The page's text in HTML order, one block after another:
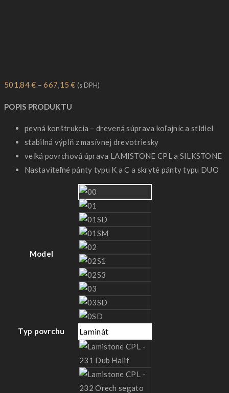
501,84€ – 667,15€Price
through
667,15 €
(s DPH)
POPIS PRODUKTU
pevná konštrukcia – drevená súprava koľajníc a stldiel
stabilná výplň z masívnej drevotriesky
veľká povrchová úprava LAMISTONE CPL a SILKSTONE
Nastaviteľné pánty typu K a C a skryté pánty typu DUO
Model
Typ povrchu Laminát